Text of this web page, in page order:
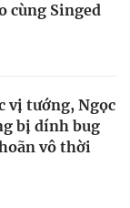
cùng Singed
vị tướng, Ngọc
bị dính bug
vô thời